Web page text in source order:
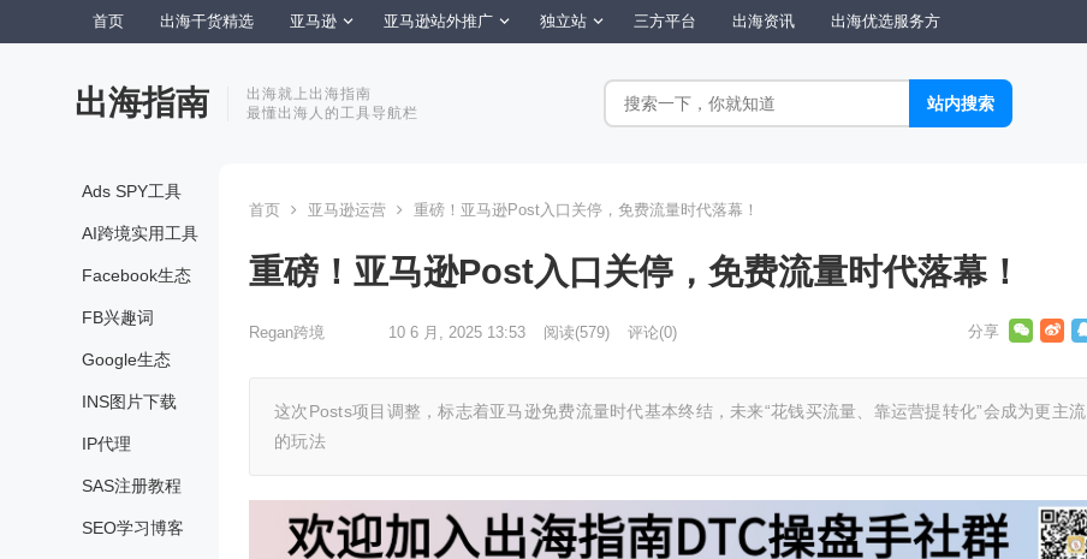
首页 出海干货精选 亚马逊 亚马逊站外推广 独立站 三方平台 出海资讯 出海优选服务方
出海指南
出海就上出海指南
最懂出海人的工具导航栏
Ads SPY工具
AI跨境实用工具
Facebook生态
FB兴趣词
Google生态
INS图片下载
IP代理
SAS注册教程
SEO学习博客
首页 亚马逊运营 重磅！亚马逊Post入口关停，免费流量时代落幕！
重磅！亚马逊Post入口关停，免费流量时代落幕！
Regan跨境 10 6 月, 2025 13:53 阅读(579) 评论(0)
这次Posts项目调整，标志着亚马逊免费流量时代基本终结，未来“花钱买流量、靠运营提转化”会成为更主流
的玩法